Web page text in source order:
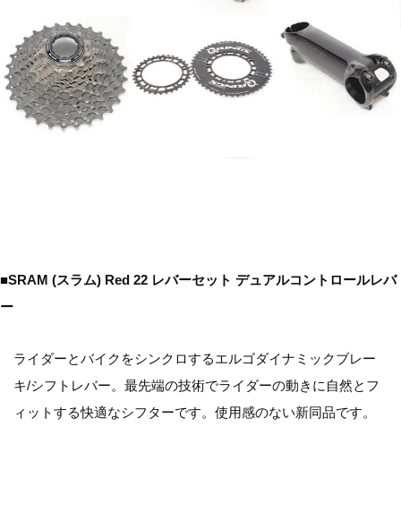
■SRAM (スラム) Red 22 レバーセット デュアルコントロールレバ
ー
ライダーとバイクをシンクロするエルゴダイナミックブレー
キ/シフトレバー。最先端の技術でライダーの動きに自然とフ
ィットする快適なシフターです。使用感のない新同品です。